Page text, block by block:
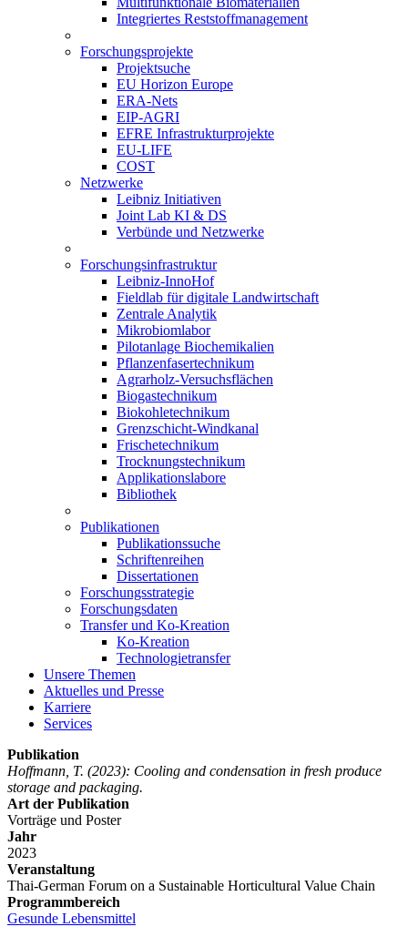
Integriertes Reststoffmanagement
Forschungsprojekte
Projektsuche
EU Horizon Europe
ERA-Nets
EIP-AGRI
EFRE Infrastrukturprojekte
EU-LIFE
COST
Netzwerke
Leibniz Initiativen
Joint Lab KI & DS
Verbünde und Netzwerke
Forschungsinfrastruktur
Leibniz-InnoHof
Fieldlab für digitale Landwirtschaft
Zentrale Analytik
Mikrobiomlabor
Pilotanlage Biochemikalien
Pflanzenfasertechnikum
Agrarholz-Versuchsflächen
Biogastechnikum
Biokohletechnikum
Grenzschicht-Windkanal
Frischetechnikum
Trocknungstechnikum
Applikationslabore
Bibliothek
Publikationen
Publikationssuche
Schriftenreihen
Dissertationen
Forschungsstrategie
Forschungsdaten
Transfer und Ko-Kreation
Ko-Kreation
Technologietransfer
Unsere Themen
Aktuelles und Presse
Karriere
Services
Publikation
Hoffmann, T. (2023): Cooling and condensation in fresh produce
storage and packaging.
Art der Publikation
Vorträge und Poster
Jahr
2023
Veranstaltung
Thai-German Forum on a Sustainable Horticultural Value Chain
Programmbereich
Gesunde Lebensmittel